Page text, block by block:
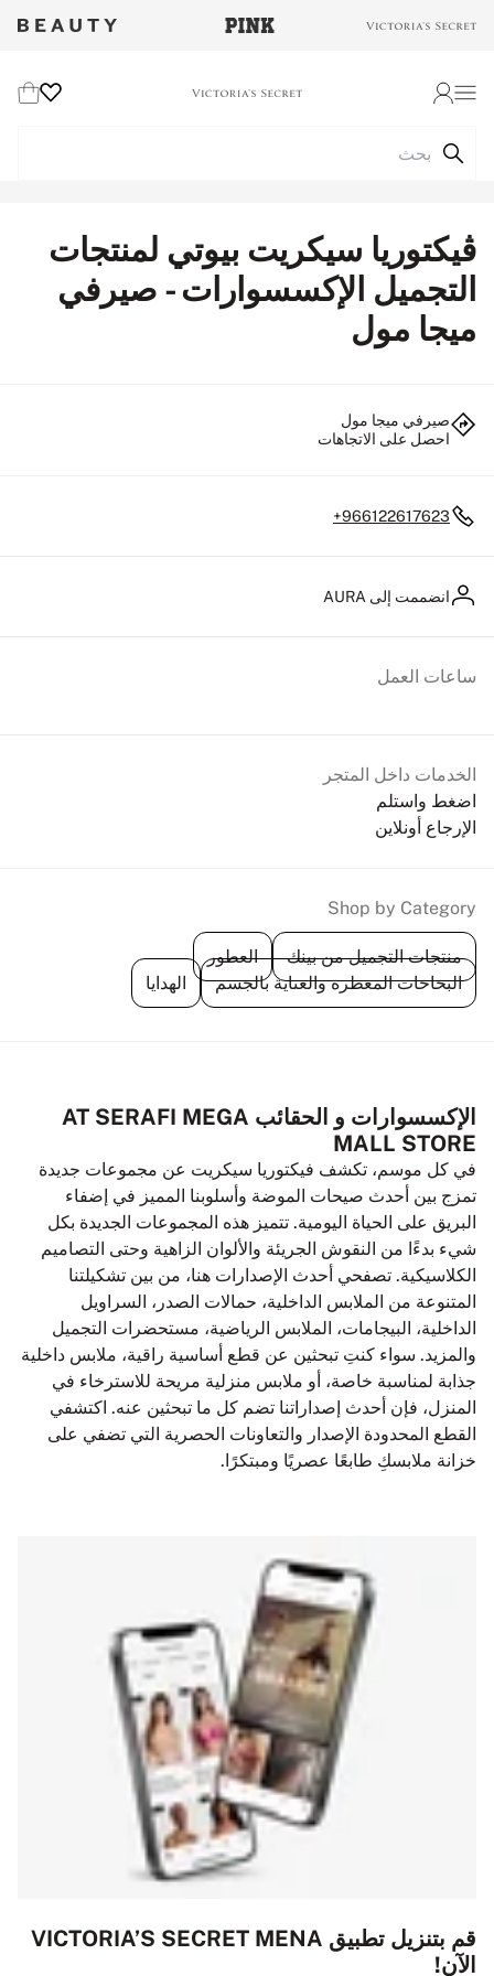
ڤيكتوريا سيكريت بيوتي لمنتجات
التجميل الإكسسوارات - صيرفي
ميجا مول
صيرفي ميجا مول
احصل على الاتجاهات
+966122617623
انضممت إلى AURA
الخدمات داخل المتجر
اضغط واستلم
الإرجاع أونلاين
ساعات العمل
Shop by Category
منتجات التجميل من بينك
العطور
البخاخات المعطرة والعناية بالجسم
الهدايا
الإكسسوارات و الحقائب AT SERAFI MEGA
MALL STORE
في كل موسم، تكشف فيكتوريا سيكريت عن مجموعات جديدة
تمزج بين أحدث صيحات الموضة وأسلوبنا المميز في إضفاء
البريق على الحياة اليومية. تتميز هذه المجموعات الجديدة بكل
شيء بدءًا من النقوش الجريئة والألوان الزاهية وحتى التصاميم
الكلاسيكية. تصفحي أحدث الإصدارات هنا، من بين تشكيلتنا
المتنوعة من الملابس الداخلية، حمالات الصدر، السراويل
الداخلية، البيجامات، الملابس الرياضية، مستحضرات التجميل
والمزيد. سواء كنتِ تبحثين عن قطع أساسية راقية، ملابس داخلية
جذابة لمناسبة خاصة، أو ملابس منزلية مريحة للاسترخاء في
المنزل، فإن أحدث إصداراتنا تضم كل ما تبحثين عنه. اكتشفي
القطع المحدودة الإصدار والتعاونات الحصرية التي تضفي على
خزانة ملابسكِ طابعًا عصريًا ومبتكرًا.
قم بتنزيل تطبيق VICTORIA’S SECRET MENA
الآن!